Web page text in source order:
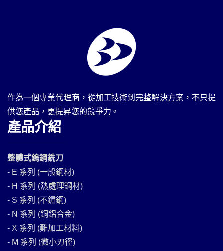
作為一個專業代理商，從加工技術到完整解決方案，不只提
供您產品，更提昇您的競爭力。
產品介紹
整體式鎢鋼銑刀
- E 系列 (一般鋼材)
- H 系列 (熱處理鋼材)
- S 系列 (不鏽鋼)
- N 系列 (銅鋁合金)
- X 系列 (難加工材料)
- M 系列 (微小刃徑)